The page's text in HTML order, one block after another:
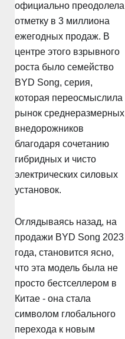
официально преодолела
отметку в 3 миллиона
ежегодных продаж. В
центре этого взрывного
роста было семейство
BYD Song, серия,
которая переосмыслила
рынок среднеразмерных
внедорожников
благодаря сочетанию
гибридных и чисто
электрических силовых
установок.
Оглядываясь назад, на
продажи BYD Song 2023
года, становится ясно,
что эта модель была не
просто бестселлером в
Китае - она стала
символом глобального
перехода к новым